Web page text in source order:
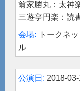
翁家勝丸：太神
三遊亭円楽：読
トークネ
ル
2018-